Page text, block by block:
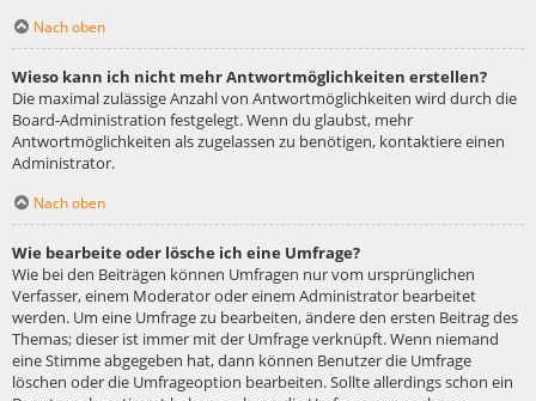
Nach oben
Wieso kann ich nicht mehr Antwortmöglichkeiten erstellen?
Die maximal zulässige Anzahl von Antwortmöglichkeiten wird durch die
Board-Administration festgelegt. Wenn du glaubst, mehr
Antwortmöglichkeiten als zugelassen zu benötigen, kontaktiere einen
Administrator.
Nach oben
Wie bearbeite oder lösche ich eine Umfrage?
Wie bei den Beiträgen können Umfragen nur vom ursprünglichen
Verfasser, einem Moderator oder einem Administrator bearbeitet
werden. Um eine Umfrage zu bearbeiten, ändere den ersten Beitrag des
Themas; dieser ist immer mit der Umfrage verknüpft. Wenn niemand
eine Stimme abgegeben hat, dann können Benutzer die Umfrage
löschen oder die Umfrageoption bearbeiten. Sollte allerdings schon ein